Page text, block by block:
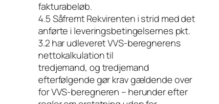
fakturabeløb.
4.5 Såfremt Rekvirenten i strid med det
anførte i leveringsbetingelsernes pkt.
3.2 har udleveret VVS-beregnerens
nettokalkulation til
tredjemand, og tredjemand
efterfølgende gør krav gældende over
for VVS-beregneren – herunder efter